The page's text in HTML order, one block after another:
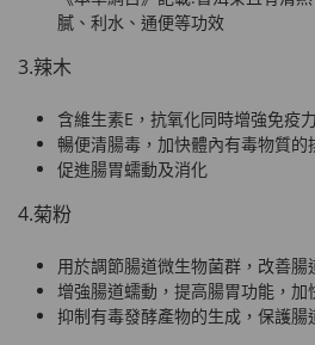
膩、利水、通便等功效
3.辣木
含維生素E，抗氧化同時增強免疫力
暢便清腸毒，加快體內有毒物質的
促進腸胃蠕動及消化
4.菊粉
用於調節腸道微生物菌群，改善
增強腸道蠕動，提高腸胃功能，加
抑制有毒發酵產物的生成，保護腸